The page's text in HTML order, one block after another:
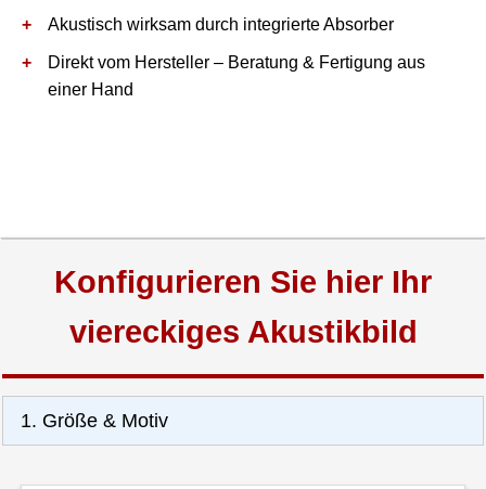
Akustisch wirksam durch integrierte Absorber
Direkt vom Hersteller – Beratung & Fertigung aus
einer Hand
Konfigurieren Sie hier Ihr
viereckiges Akustikbild
1. Größe & Motiv